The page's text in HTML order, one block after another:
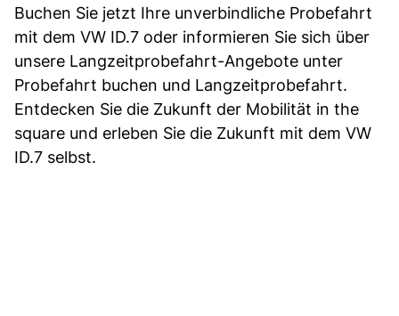
Buchen Sie jetzt Ihre unverbindliche Probefahrt
mit dem VW ID.7 oder informieren Sie sich über
unsere Langzeitprobefahrt-Angebote unter
Probefahrt buchen und Langzeitprobefahrt.
Entdecken Sie die Zukunft der Mobilität in the
square und erleben Sie die Zukunft mit dem VW
ID.7 selbst.